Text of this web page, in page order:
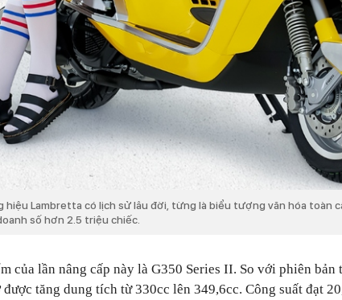
hiệu Lambretta có lịch sử lâu đời, từng là biểu tượng văn hóa toàn
số hơn 2.5 triệu chiếc.
của lần nâng cấp này là G350 Series II. So với phiên bản
được tăng dung tích từ 330cc lên 349,6cc. Công suất đạt